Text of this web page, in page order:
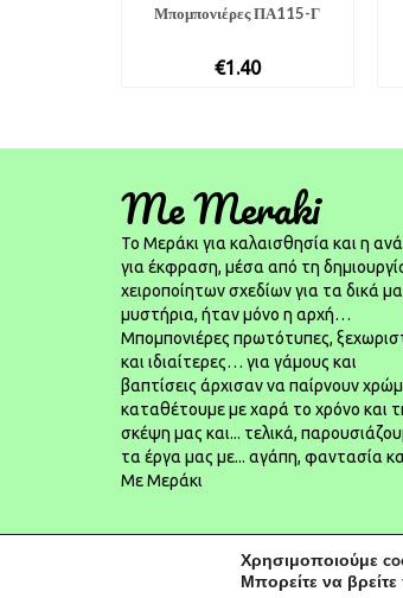
Μπομπονιέρες ΠΑ115-Γ
€1.40
Me Meraki
To Μεράκι για καλαισθησία και η
για έκφραση, μέσα από τη
χειροποίητων σχεδίων για τα δικά
μυστήρια, ήταν μόνο η αρχή…
Μπομπονιέρες πρωτότυπες,
και ιδιαίτερες… για γάμους και
βαπτίσεις άρχισαν να παίρνουν
καταθέτουμε με χαρά το χρόνο και
σκέψη μας και... τελικά,
τα έργα μας με... αγάπη, φαντασία
Με Μεράκι
© 2026 Μπομπονιέρες Γάμου | Μπομπονιέρες
Χρησιμοποιούμε
Μπορείτε να